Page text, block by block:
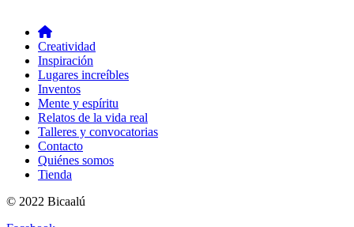
Creatividad
Inspiración
Lugares increíbles
Inventos
Mente y espíritu
Relatos de la vida real
Talleres y convocatorias
Contacto
Quiénes somos
Tienda
© 2022 Bicaalú